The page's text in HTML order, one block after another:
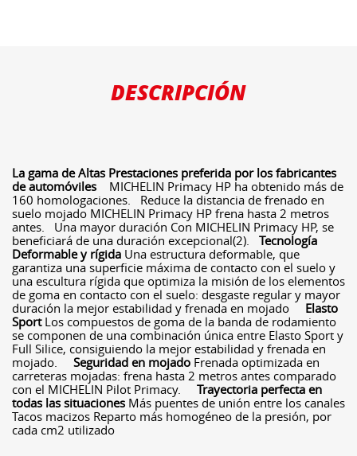
DESCRIPCIÓN
La gama de Altas Prestaciones preferida por los fabricantes
de automóviles
MICHELIN Primacy HP ha obtenido más de
160 homologaciones. Reduce la distancia de frenado en
suelo mojado MICHELIN Primacy HP frena hasta 2 metros
antes. Una mayor duración Con MICHELIN Primacy HP, se
beneficiará de una duración excepcional(2). Tecnología
Deformable y rígida Una estructura deformable, que
garantiza una superficie máxima de contacto con el suelo y
una escultura rígida que optimiza la misión de los elementos
de goma en contacto con el suelo: desgaste regular y mayor
duración la mejor estabilidad y frenada en mojado Elasto
SportLos compuestos de goma de la banda de rodamiento
se componen de una combinación única entre Elasto Sport y
Full Silice, consiguiendo la mejor estabilidad y frenada en
mojado. Seguridad en mojado Frenada optimizada en
carreteras mojadas: frena hasta 2 metros antes comparado
con el MICHELIN Pilot Primacy. Trayectoria perfecta en
todas las situaciones Más puentes de unión entre los canales
Tacos macizos Reparto más homogéneo de la presión, por
cada cm2 utilizado